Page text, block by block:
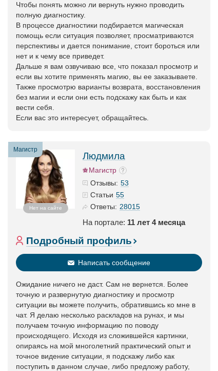
Чтобы понять можно ли вернуть нужно проводить
полную диагностику.
В процессе диагностики подбирается магическая
помощь если ситуация позволяет, просматриваются
перспективы и дается понимание, стоит бороться или
нет и к чему все приведет.
Дальше я вам озвучиваю все, что показал просмотр и
если вы хотите применять магию, вы ее заказываете.
Также просмотрю варианты возврата, восстановления
без магии и если они есть подскажу как быть и как
вести себя.
Если вас это интересует, обращайтесь.
Магистр
Нет на сайте
Людмила
Магистр
Отзывы: 53
Статьи 55
Ответы: 28015
На портале: 11 лет 4 месяца
Подробный профиль
Написать сообщение
Ожидание ничего не даст. Сам не вернется. Более
точную и развернутую диагностику и просмотр
ситуации вы можете получить, обратившись ко мне в
чат. Я делаю несколько раскладов на рунах, и мы
получаем точную информацию по поводу
происходящего. Исходя из сложившейся картинки,
опираясь на мой многолетний практический опыт и
точное видение ситуации, я подскажу либо как
поступить в данном случае, либо предложу работу,